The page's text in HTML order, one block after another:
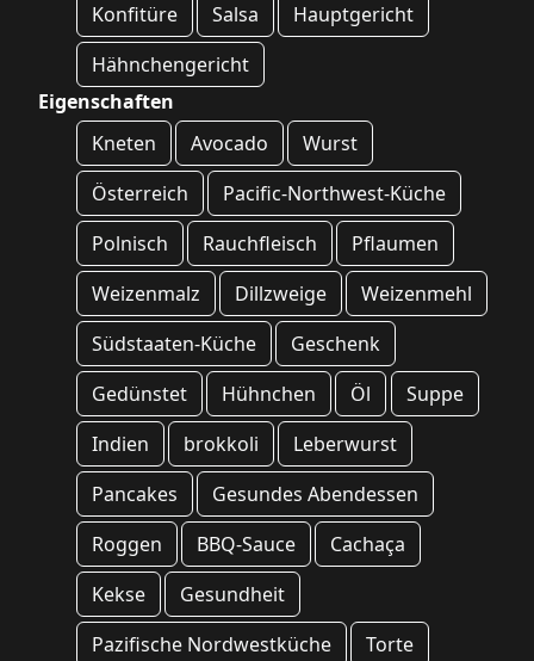
Konfitüre
Salsa
Hauptgericht
Hähnchengericht
Eigenschaften
Kneten
Avocado
Wurst
Österreich
Pacific-Northwest-Küche
Polnisch
Rauchfleisch
Pflaumen
Weizenmalz
Dillzweige
Weizenmehl
Südstaaten-Küche
Geschenk
Gedünstet
Hühnchen Öl
Suppe
Indien
brokkoli
Leberwurst
Pancakes
Gesundes Abendessen
Roggen
BBQ-Sauce
Cachaça
Kekse
Gesundheit
Pazifische Nordwestküche
Torte